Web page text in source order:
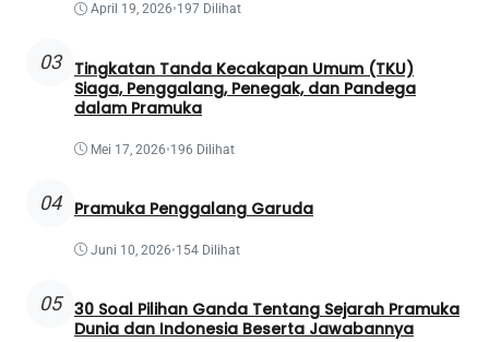
April 19, 2026•197 Dilihat
03
Tingkatan Tanda Kecakapan Umum (TKU)
Siaga, Penggalang, Penegak, dan Pandega
dalam Pramuka
Mei 17, 2026•196 Dilihat
04 Pramuka Penggalang Garuda
Juni 10, 2026•154 Dilihat
05 30 Soal Pilihan Ganda Tentang Sejarah Pramuka
Dunia dan Indonesia Beserta Jawabannya